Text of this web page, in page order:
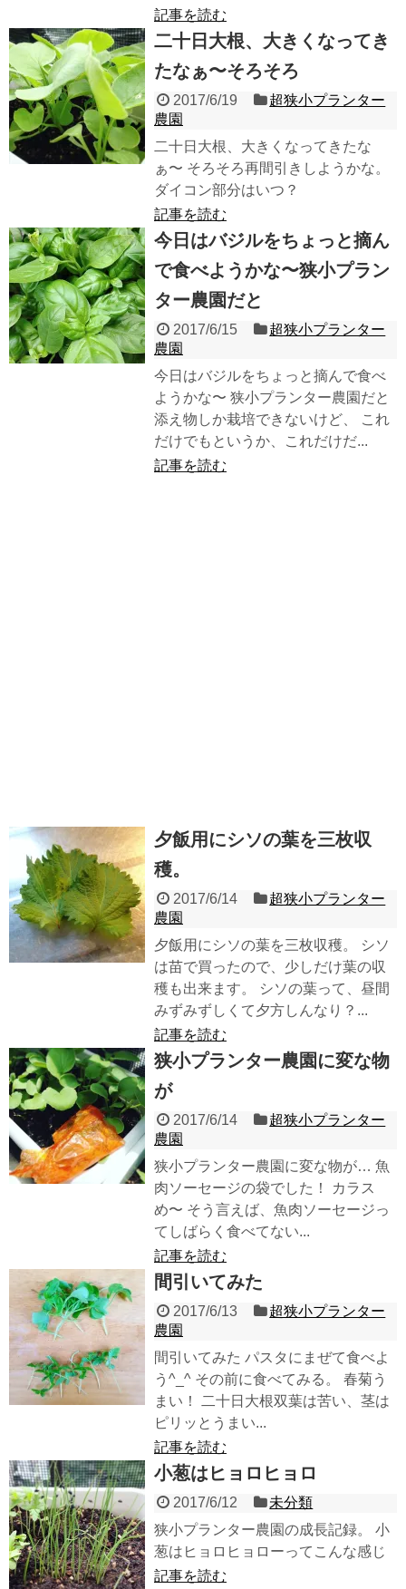
記事を読む
二十日大根、大きくなってき
たなぁ〜そろそろ
2017/6/19
超狭小プランター
農園
二十日大根、大きくなってきたな
ぁ〜 そろそろ再間引きしようかな。
ダイコン部分はいつ？
記事を読む
今日はバジルをちょっと摘ん
で食べようかな〜狭小プラン
ター農園だと
2017/6/15
超狭小プランター
農園
今日はバジルをちょっと摘んで食べ
ようかな〜 狭小プランター農園だと
添え物しか栽培できないけど、 これ
だけでもというか、これだけだ...
記事を読む
夕飯用にシソの葉を三枚収
穫。
2017/6/14
超狭小プランター
農園
夕飯用にシソの葉を三枚収穫。 シソ
は苗で買ったので、少しだけ葉の収
穫も出来ます。 シソの葉って、昼間
みずみずしくて夕方しんなり？...
記事を読む
狭小プランター農園に変な物
が
2017/6/14
超狭小プランター
農園
狭小プランター農園に変な物が… 魚
肉ソーセージの袋でした！ カラス
め〜 そう言えば、魚肉ソーセージっ
てしばらく食べてない...
記事を読む
間引いてみた
2017/6/13
超狭小プランター
農園
間引いてみた パスタにまぜて食べよ
う^_^ その前に食べてみる。 春菊う
まい！ 二十日大根双葉は苦い、茎は
ピリッとうまい...
記事を読む
小葱はヒョロヒョロ
2017/6/12
未分類
狭小プランター農園の成長記録。 小
葱はヒョロヒョローってこんな感じ
記事を読む